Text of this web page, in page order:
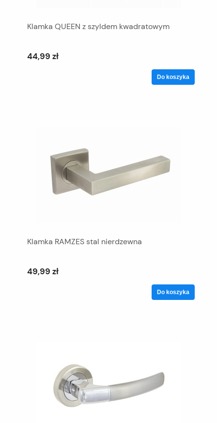
Klamka QUEEN z szyldem kwadratowym
44,99 zł
Do koszyka
Klamka RAMZES stal nierdzewna
49,99 zł
Do koszyka